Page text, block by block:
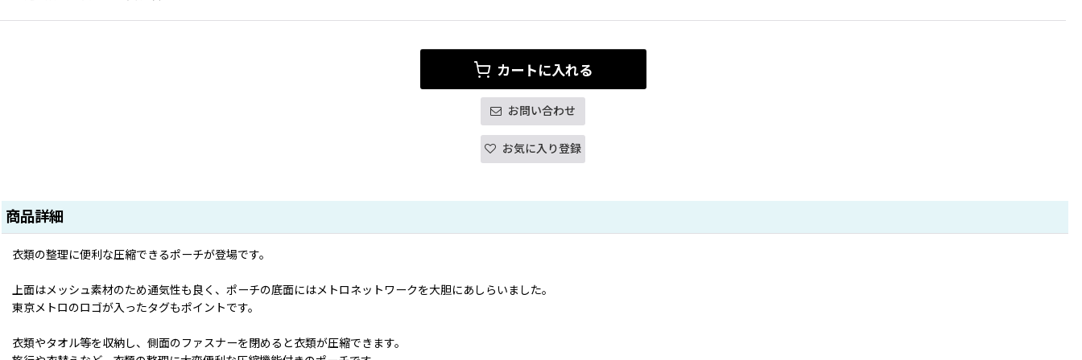
カートに入れる
お問い合わせ
お気に入り登録
商品詳細
衣類の整理に便利な圧縮できるポーチが登場です。
上面はメッシュ素材のため通気性も良く、ポーチの底面にはメトロネットワークを大胆にあしらいました。
東京メトロのロゴが入ったタグもポイントです。
衣類やタオル等を収納し、側面のファスナーを閉めると衣類が圧縮できます。